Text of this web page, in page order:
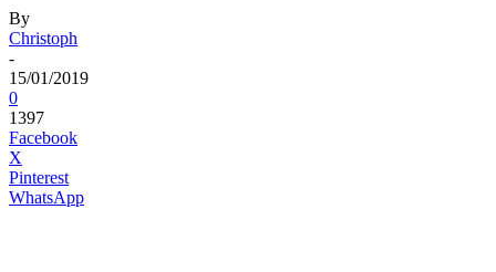
By
Christoph
-
15/01/2019
0
1397
Facebook
X
Pinterest
WhatsApp